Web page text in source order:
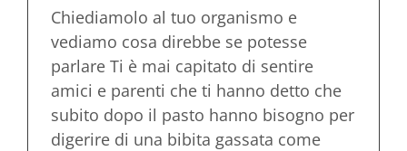
Chiediamolo al tuo organismo e
vediamo cosa direbbe se potesse
parlare Ti è mai capitato di sentire
amici e parenti che ti hanno detto che
subito dopo il pasto hanno bisogno per
digerire di una bibita gassata come